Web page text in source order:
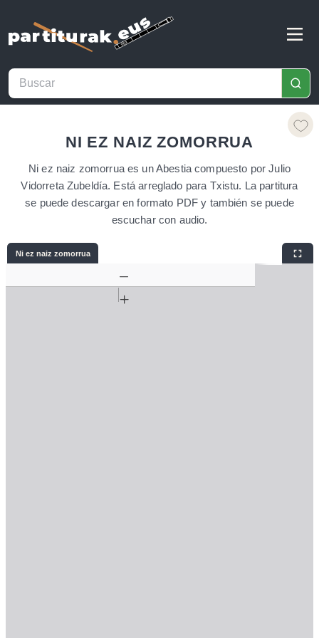
NI EZ NAIZ ZOMORRUA
Ni ez naiz zomorrua es un Abestia compuesto por Julio
Vidorreta Zubeldía. Está arreglado para Txistu. La partitura
se puede descargar en formato PDF y también se puede
escuchar con audio.
Ni ez naiz zomorrua